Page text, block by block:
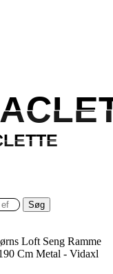
Søg
Loft Seng Ramme
Cm Metal - Vidaxl